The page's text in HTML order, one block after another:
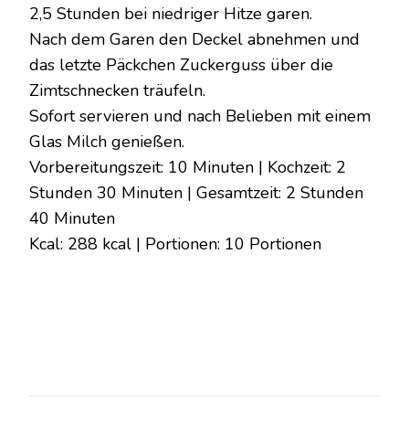
2,5 Stunden bei niedriger Hitze garen.
Nach dem Garen den Deckel abnehmen und
das letzte Päckchen Zuckerguss über die
Zimtschnecken träufeln.
Sofort servieren und nach Belieben mit einem
Glas Milch genießen.
Vorbereitungszeit: 10 Minuten | Kochzeit: 2
Stunden 30 Minuten | Gesamtzeit: 2 Stunden
40 Minuten
Kcal: 288 kcal | Portionen: 10 Portionen